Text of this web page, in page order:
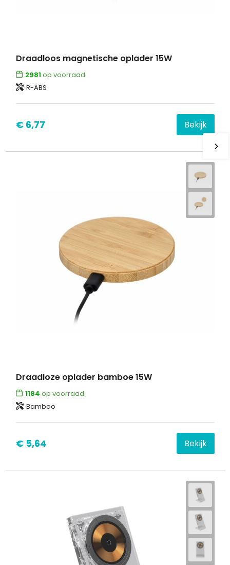
Draadloos magnetische oplader 15W
2981 op voorraad
R-ABS
€ 6,77 Bekijk
Draadloze oplader bamboe 15W
1184 op voorraad
Bamboo
€ 5,64 Bekijk